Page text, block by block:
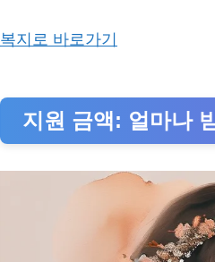
복지로 바로가기
지원 금액: 얼마나